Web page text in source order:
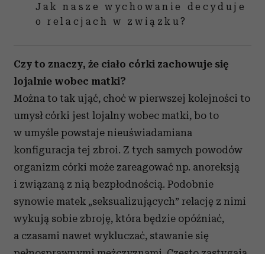
Jak nasze wychowanie decyduje
o relacjach w związku?
Czy to znaczy, że ciało córki zachowuje się
lojalnie wobec matki?
Można to tak ująć, choć w pierwszej kolejności to
umysł córki jest lojalny wobec matki, bo to
w umyśle powstaje nieuświadamiana
konfiguracja tej zbroi. Z tych samych powodów
organizm córki może zareagować np. anoreksją
i związaną z nią bezpłodnością. Podobnie
synowie matek „seksualizujących” relację z nimi
wykują sobie zbroję, która będzie opóźniać,
a czasami nawet wykluczać, stawanie się